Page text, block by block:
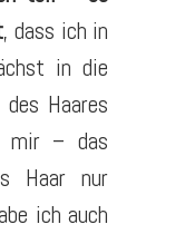
, dass ich in
in die
Haares
mir – das
Haar nur
ich auch